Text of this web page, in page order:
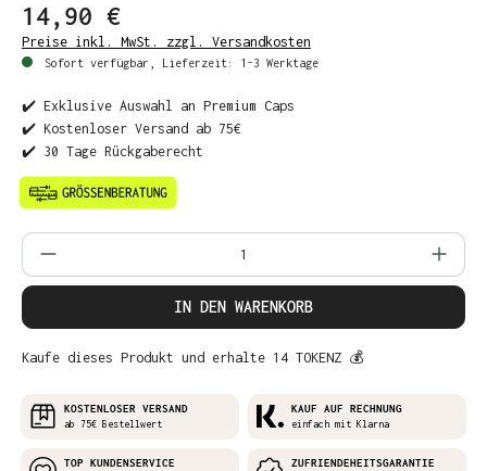
14,90 €
Preise inkl. MwSt. zzgl. Versandkosten
Sofort verfügbar, Lieferzeit: 1-3 Werktage
✔️ Exklusive Auswahl an Premium Caps
✔️ Kostenloser Versand ab 75€
✔️ 30 Tage Rückgaberecht
Produkt Anzahl: Gib den gewünschten
IN DEN WARENKORB
Kaufe dieses Produkt und erhalte 14 TOKENZ 💰
KOSTENLOSER VERSAND
ab 75€ Bestellwert
KAUF AUF RECHNUNG
einfach mit Klarna
TOP KUNDENSERVICE
ZUFRIENDEHEITSGARANTIE